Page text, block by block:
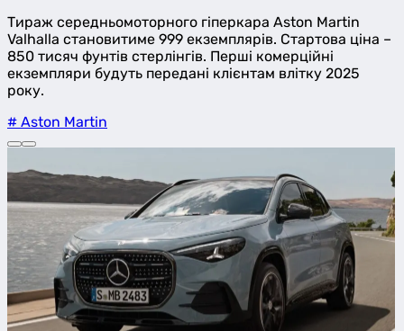
Тираж середньомоторного гіперкара Aston Martin
Valhalla становитиме 999 екземплярів. Стартова ціна –
850 тисяч фунтів стерлінгів. Перші комерційні
екземпляри будуть передані клієнтам влітку 2025
року.
# Aston Martin